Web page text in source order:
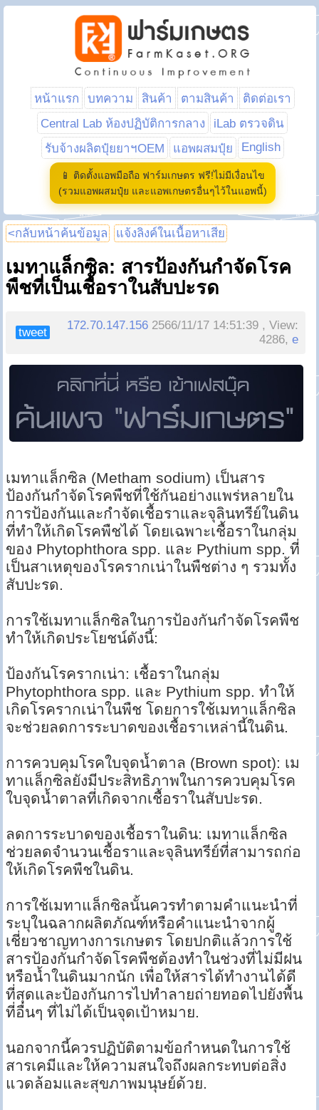
หน้าแรก บทความ สินค้า ตามสินค้า
ติดต่อเรา
Central Lab ห้องปฏิบัติการกลาง
iLab ตรวจดิน
รับจ้างผลิตปุ๋ยยาฯOEM
แอพผสมปุ๋ย English
📱 ติดตั้งแอพมือถือ ฟาร์มเกษตร ฟรี!ไม่มีเงื่อนไข
(รวมแอพผสมปุ๋ย และแอพเกษตรอื่นๆไว้ในแอพนี้)
<กลับหน้าค้นข้อมูล แจ้งลิงค์ในเนื้อหาเสีย
เมทาแล็กซิล: สารป้องกันกำจัดโรค
พืชที่เป็นเชื้อราในสับปะรด
tweet
172.70.147.156 2566/11/17 14:51:39 , View:
4286,e
เมทาแล็กซิล (Metham sodium) เป็นสาร
ป้องกันกำจัดโรคพืชที่ใช้กันอย่างแพร่หลายใน
การป้องกันและกำจัดเชื้อราและจุลินทรีย์ในดิน
ที่ทำให้เกิดโรคพืชได้ โดยเฉพาะเชื้อราในกลุ่ม
ของ Phytophthora spp. และ Pythium spp. ที่
เป็นสาเหตุของโรครากเน่าในพืชต่าง ๆ รวมทั้ง
สับปะรด.
การใช้เมทาแล็กซิลในการป้องกันกำจัดโรคพืช
ทำให้เกิดประโยชน์ดังนี้:
ป้องกันโรครากเน่า: เชื้อราในกลุ่ม
Phytophthora spp. และ Pythium spp. ทำให้
เกิดโรครากเน่าในพืช โดยการใช้เมทาแล็กซิล
จะช่วยลดการระบาดของเชื้อราเหล่านี้ในดิน.
การควบคุมโรคใบจุดน้ำตาล (Brown spot): เม
ทาแล็กซิลยังมีประสิทธิภาพในการควบคุมโรค
ใบจุดน้ำตาลที่เกิดจากเชื้อราในสับปะรด.
ลดการระบาดของเชื้อราในดิน: เมทาแล็กซิล
ช่วยลดจำนวนเชื้อราและจุลินทรีย์ที่สามารถก่อ
ให้เกิดโรคพืชในดิน.
การใช้เมทาแล็กซิลนั้นควรทำตามคำแนะนำที่
ระบุในฉลากผลิตภัณฑ์หรือคำแนะนำจากผู้
เชี่ยวชาญทางการเกษตร โดยปกติแล้วการใช้
สารป้องกันกำจัดโรคพืชต้องทำในช่วงที่ไม่มีฝน
หรือน้ำในดินมากนัก เพื่อให้สารได้ทำงานได้ดี
ที่สุดและป้องกันการไปทำลายถ่ายทอดไปยังพื้น
ที่อื่นๆ ที่ไม่ได้เป็นจุดเป้าหมาย.
นอกจากนี้ควรปฏิบัติตามข้อกำหนดในการใช้
สารเคมีและให้ความสนใจถึงผลกระทบต่อสิ่ง
แวดล้อมและสุขภาพมนุษย์ด้วย.